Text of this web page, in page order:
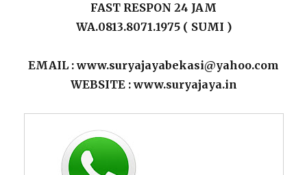
FAST RESPON 24 JAM
WA.0813.8071.1975 ( SUMI )
EMAIL : www.suryajayabekasi@yahoo.com
WEBSITE : www.suryajaya.in